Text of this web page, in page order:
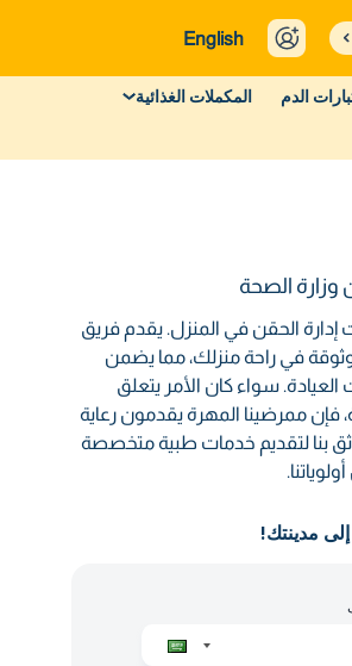
English
الدم
المكملات الغذائية
وزارة الصحة
إدارة الحقن في المنزل. يقدم فريق
في راحة منزلك، مما يضمن
سواء كان الأمر يتعلق
فإن ممرضينا المهرة يقدمون رعاية
بنا لتقديم خدمات طبية متخصصة
مدينتك!